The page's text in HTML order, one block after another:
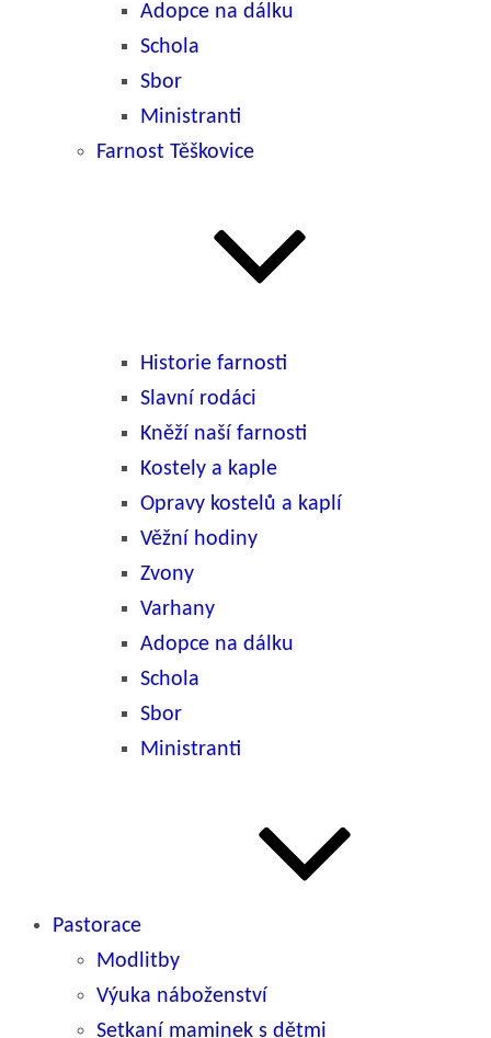
Adopce na dálku
Schola
Sbor
Ministranti
Farnost Těškovice
Historie farnosti
Slavní rodáci
Kněží naší farnosti
Kostely a kaple
Opravy kostelů a kaplí
Věžní hodiny
Zvony
Varhany
Adopce na dálku
Schola
Sbor
Ministranti
Pastorace
Modlitby
Výuka náboženství
Setkaní maminek s dětmi